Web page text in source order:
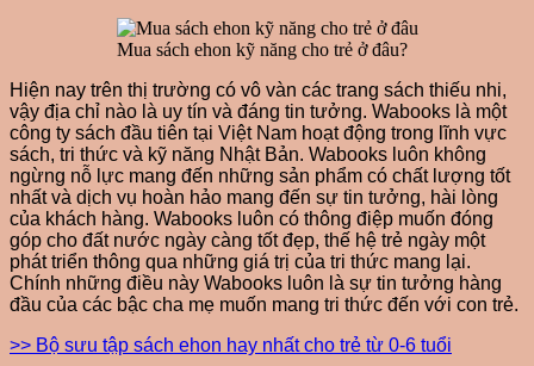
Mua sách ehon kỹ năng cho trẻ ở đâu?
Hiện nay trên thị trường có vô vàn các trang sách thiếu nhi,
vậy địa chỉ nào là uy tín và đáng tin tưởng. Wabooks là một
công ty sách đầu tiên tại Việt Nam hoạt động trong lĩnh vực
sách, tri thức và kỹ năng Nhật Bản. Wabooks luôn không
ngừng nỗ lực mang đến những sản phẩm có chất lượng tốt
nhất và dịch vụ hoàn hảo mang đến sự tin tưởng, hài lòng
của khách hàng. Wabooks luôn có thông điệp muốn đóng
góp cho đất nước ngày càng tốt đẹp, thế hệ trẻ ngày một
phát triển thông qua những giá trị của tri thức mang lại.
Chính những điều này Wabooks luôn là sự tin tưởng hàng
đầu của các bậc cha mẹ muốn mang tri thức đến với con trẻ.
>> Bộ sưu tập sách ehon hay nhất cho trẻ từ 0-6 tuổi